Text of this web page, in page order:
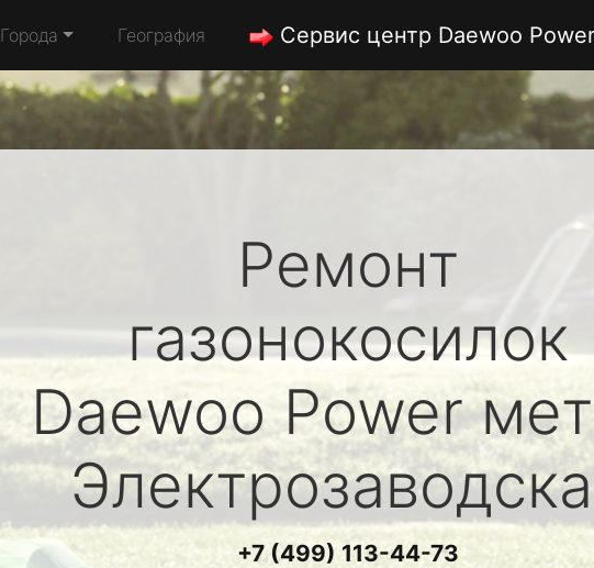
Города География Сервис центр Daewoo Power
Ремонт
газонокосилок
Daewoo Power
+7 (499) 113-44-73